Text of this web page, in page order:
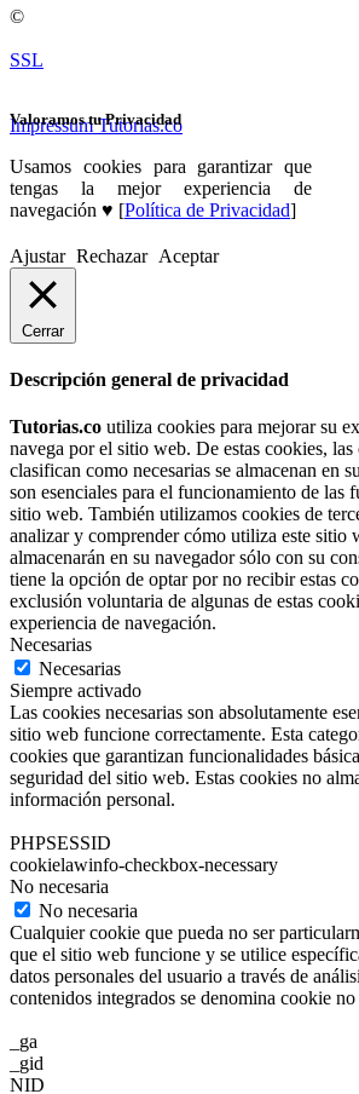
©
SSL
Impressum Tutorias.co
Valoramos tu Privacidad
Usamos cookies para garantizar que
tengas la mejor experiencia de
navegación ♥ [Política de Privacidad]
Ajustar Rechazar Aceptar
Cerrar
Descripción general de privacidad
Tutorias.co utiliza cookies para mejorar su
navega por el sitio web. De estas cookies, las
clasifican como necesarias se almacenan en
son esenciales para el funcionamiento de las
sitio web. También utilizamos cookies de
analizar y comprender cómo utiliza este sitio
almacenarán en su navegador sólo con su
tiene la opción de optar por no recibir estas
exclusión voluntaria de algunas de estas
experiencia de navegación.
Necesarias
Necesarias
Siempre activado
Las cookies necesarias son absolutamente
sitio web funcione correctamente. Esta
cookies que garantizan funcionalidades
seguridad del sitio web. Estas cookies no
información personal.
PHPSESSID
cookielawinfo-checkbox-necessary
No necesaria
No necesaria
Cualquier cookie que pueda no ser
que el sitio web funcione y se utilice
datos personales del usuario a través de
contenidos integrados se denomina cookie no
_ga
_gid
NID